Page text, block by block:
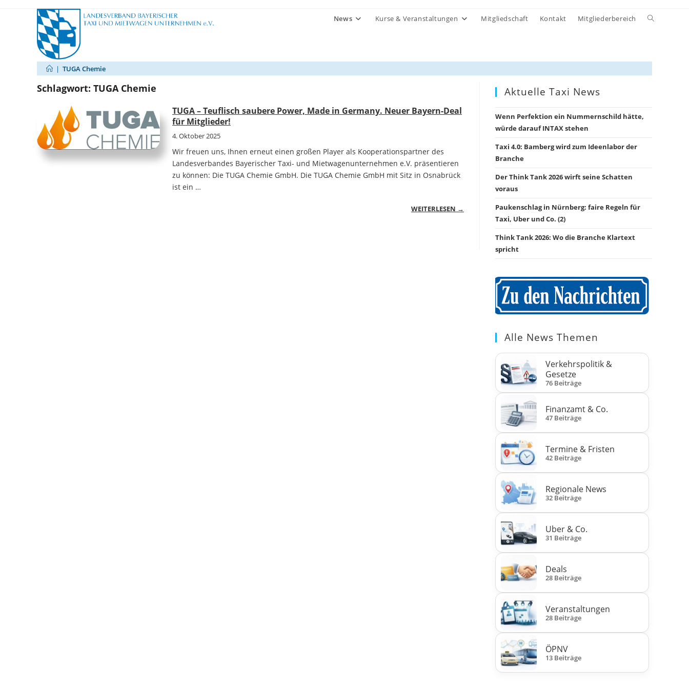
News Kurse & Veranstaltungen Mitgliedschaft Kontakt Mitgliederbereich
Website-
| TUGA Chemie
Schlagwort: TUGA Chemie
TUGA – Teuflisch saubere Power, Made in Germany. Neuer Bayern-Deal
für Mitglieder!
4. Oktober 2025
Wir freuen uns, Ihnen erneut einen großen Player als Kooperationspartner des
Landesverbandes Bayerischer Taxi- und Mietwagenunternehmen e.V. präsentieren
zu können: Die TUGA Chemie GmbH. Die TUGA Chemie GmbH mit Sitz in Osnabrück
ist ein …
WEITERLESEN →
Aktuelle Taxi News
Wenn Perfektion ein Nummernschild hätte,
würde darauf INTAX stehen
Taxi 4.0: Bamberg wird zum Ideenlabor der
Branche
Der Think Tank 2026 wirft seine Schatten
voraus
Paukenschlag in Nürnberg: faire Regeln für
Taxi, Uber und Co. (2)
Think Tank 2026: Wo die Branche Klartext
spricht
Alle News Themen
Verkehrspolitik &
Gesetze
76 Beiträge
Finanzamt & Co.
47 Beiträge
Termine & Fristen
42 Beiträge
Regionale News
32 Beiträge
Uber & Co.
31 Beiträge
Deals
28 Beiträge
Veranstaltungen
28 Beiträge
ÖPNV
13 Beiträge